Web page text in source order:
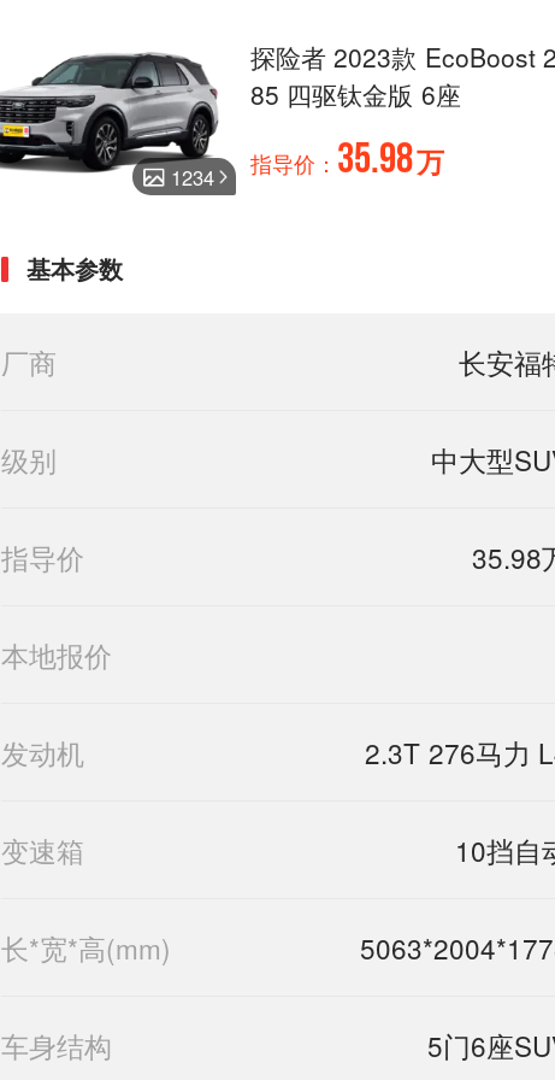
1234
探险者 2023款 EcoBoost 2
85 四驱钛金版 6座
指导价： 35.98万
基本参数
厂商 长安福
级别 中大型
指导价 35.98
本地报价
发动机 2.3T 276马力
变速箱 10挡自
长*宽*高(mm)
车身结构 5门6座